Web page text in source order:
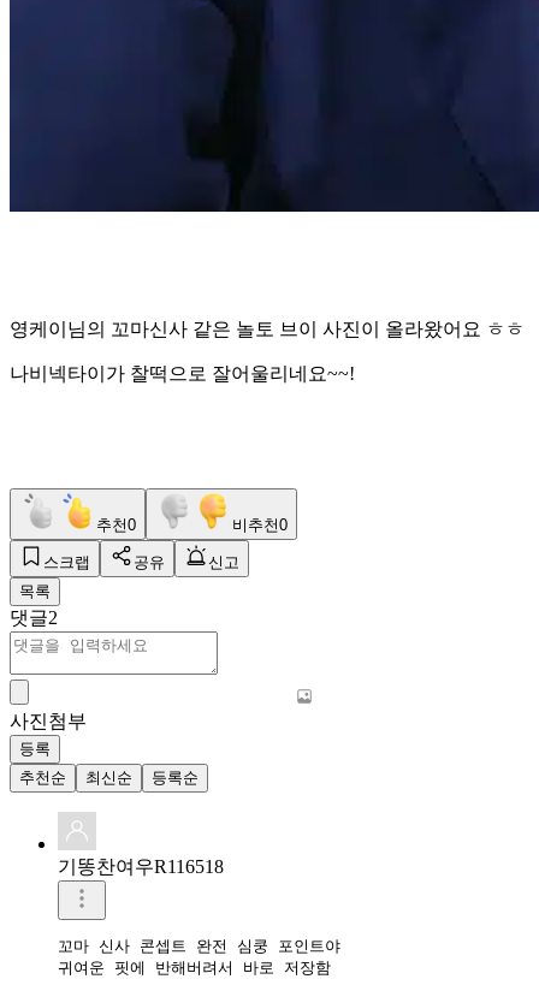
영케이님의 꼬마신사 같은 놀토 브이 사진이 올라왔어요 ㅎㅎ
나비넥타이가 찰떡으로 잘어울리네요~~!
추천0 비추천0
스크랩 공유
신고
목록
댓글2
사진첨부
등록
추천순
최신순 등록순
기똥찬여우R116518
꼬마 신사 콘셉트 완전 심쿵 포인트야
귀여운 핏에 반해버려서 바로 저장함